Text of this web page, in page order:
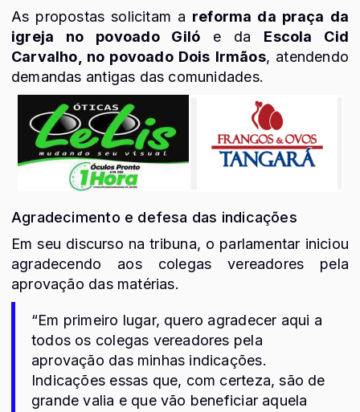
As propostas solicitam a reforma da praça da
igreja no povoado Giló e da Escola Cid
Carvalho, no povoado Dois Irmãos, atendendo
demandas antigas das comunidades.
Agradecimento e defesa das indicações
Em seu discurso na tribuna, o parlamentar iniciou
agradecendo aos colegas vereadores pela
aprovação das matérias.
“Em primeiro lugar, quero agradecer aqui a
todos os colegas vereadores pela
aprovação das minhas indicações.
Indicações essas que, com certeza, são de
grande valia e que vão beneficiar aquela